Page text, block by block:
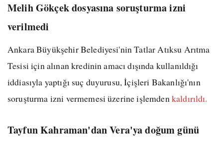
Melih Gökçek dosyasına soruşturma izni
verilmedi
Ankara Büyükşehir Belediyesi'nin Tatlar Atıksu Arıtma
Tesisi için alınan kredinin amacı dışında kullanıldığı
iddiasıyla yaptığı suç duyurusu, İçişleri Bakanlığı'nın
soruşturma izni vermemesi üzerine işlemdenkaldırıldı.
Tayfun Kahraman'dan Vera'ya doğum günü